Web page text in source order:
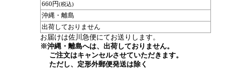
660円(税込)
沖縄・離島
出荷しておりません
お届けは佐川急便にてお送りします。
※沖縄・離島へは、出荷しておりません。
ご注文はキャンセルさせていただきます。
ただし、定形外郵便発送は除く